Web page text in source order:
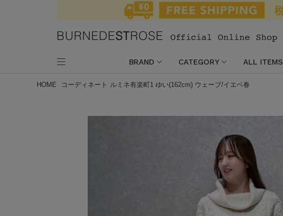
BRAND CATEGORY ALL ITEMS
HOME コーディネート ルミネ有楽町1 ゆい(162cm) ウェーブ/イエベ春